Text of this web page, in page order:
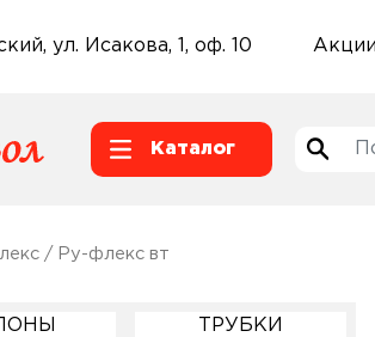
ул. Исакова, 1, оф. 10 Акции
Каталог
/ Ру-флекс вт
ТРУБКИ